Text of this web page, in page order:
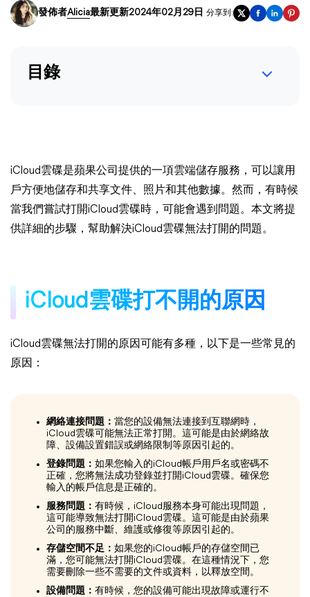
發佈者Alicia最新更新2024年02月29日 分享到:
目錄
iCloud雲碟是蘋果公司提供的一項雲端儲存服務，可以讓用
戶方便地儲存和共享文件、照片和其他數據。然而，有時候
當我們嘗試打開iCloud雲碟時，可能會遇到問題。本文將提
供詳細的步驟，幫助解決iCloud雲碟無法打開的問題。
iCloud雲碟打不開的原因
iCloud雲碟無法打開的原因可能有多種，以下是一些常見的
原因：
網絡連接問題： 當您的設備無法連接到互聯網時，
iCloud雲碟可能無法正常打開。這可能是由於網絡故
障、設備設置錯誤或網絡限制等原因引起的。
登錄問題： 如果您輸入的iCloud帳戶用戶名或密碼不
正確，您將無法成功登錄並打開iCloud雲碟。確保您
輸入的帳戶信息是正確的。
服務問題： 有時候，iCloud服務本身可能出現問題，
這可能導致無法打開iCloud雲碟。這可能是由於蘋果
公司的服務中斷、維護或修復等原因引起的。
存儲空間不足： 如果您的iCloud帳戶的存儲空間已
滿，您可能無法打開iCloud雲碟。在這種情況下，您
需要刪除一些不需要的文件或資料，以釋放空間。
設備問題： 有時候，您的設備可能出現故障或運行不